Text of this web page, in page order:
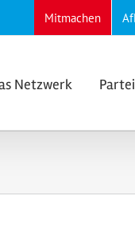
Mitmachen
Netzwerk Partei